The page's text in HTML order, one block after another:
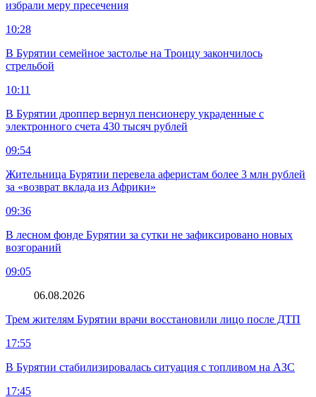
избрали меру пресечения
10:28
В Бурятии семейное застолье на Троицу закончилось
стрельбой
10:11
В Бурятии дроппер вернул пенсионеру украденные с
электронного счета 430 тысяч рублей
09:54
Жительница Бурятии перевела аферистам более 3 млн рублей
за «возврат вклада из Африки»
09:36
В лесном фонде Бурятии за сутки не зафиксировано новых
возгораний
09:05
06.08.2026
Трем жителям Бурятии врачи восстановили лицо после ДТП
17:55
В Бурятии стабилизировалась ситуация с топливом на АЗС
17:45